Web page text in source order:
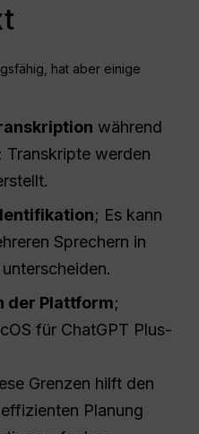
hat aber einige
während
werden
; Es kann
Sprechern in
der Plattform;
für ChatGPT Plus-
Grenzen hilft den
Planung